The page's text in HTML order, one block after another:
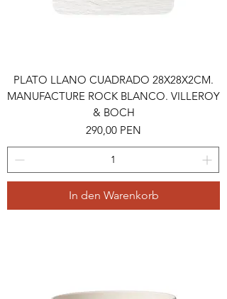
PLATO LLANO CUADRADO 28X28X2CM.
MANUFACTURE ROCK BLANCO. VILLEROY
& BOCH
Preis
290,00 PEN
In den Warenkorb